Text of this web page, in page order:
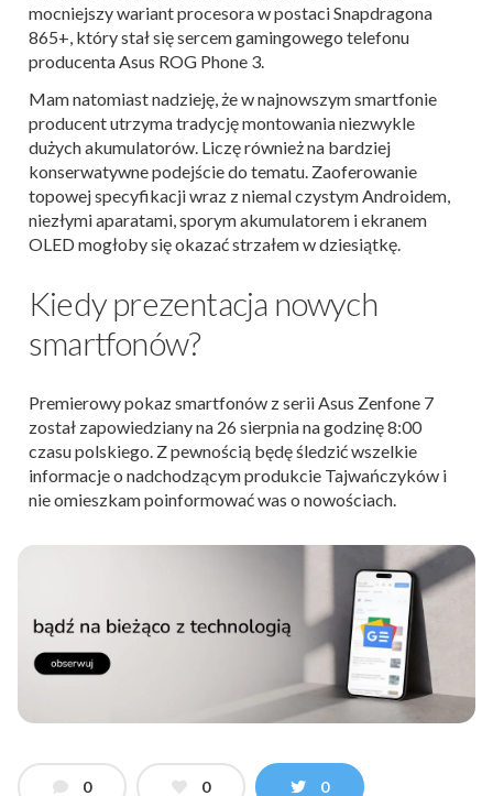
mocniejszy wariant procesora w postaci Snapdragona
865+, który stał się sercem gamingowego telefonu
producenta Asus ROG Phone 3.
Mam natomiast nadzieję, że w najnowszym smartfonie
producent utrzyma tradycję montowania niezwykle
dużych akumulatorów. Liczę również na bardziej
konserwatywne podejście do tematu. Zaoferowanie
topowej specyfikacji wraz z niemal czystym Androidem,
niezłymi aparatami, sporym akumulatorem i ekranem
OLED mogłoby się okazać strzałem w dziesiątkę.
Kiedy prezentacja nowych
smartfonów?
Premierowy pokaz smartfonów z serii Asus Zenfone 7
został zapowiedziany na 26 sierpnia na godzinę 8:00
czasu polskiego. Z pewnością będę śledzić wszelkie
informacje o nadchodzącym produkcie Tajwańczyków i
nie omieszkam poinformować was o nowościach.
0 0 0